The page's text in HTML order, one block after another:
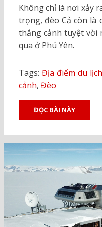
Không chỉ là nơi xảy
trọng, đèo Cả còn
thắng cảnh tuyệt vời
qua ở Phú Yên.
Tags: Địa điểm du lịch
cảnh, Đèo
ĐỌC BÀI NÀY